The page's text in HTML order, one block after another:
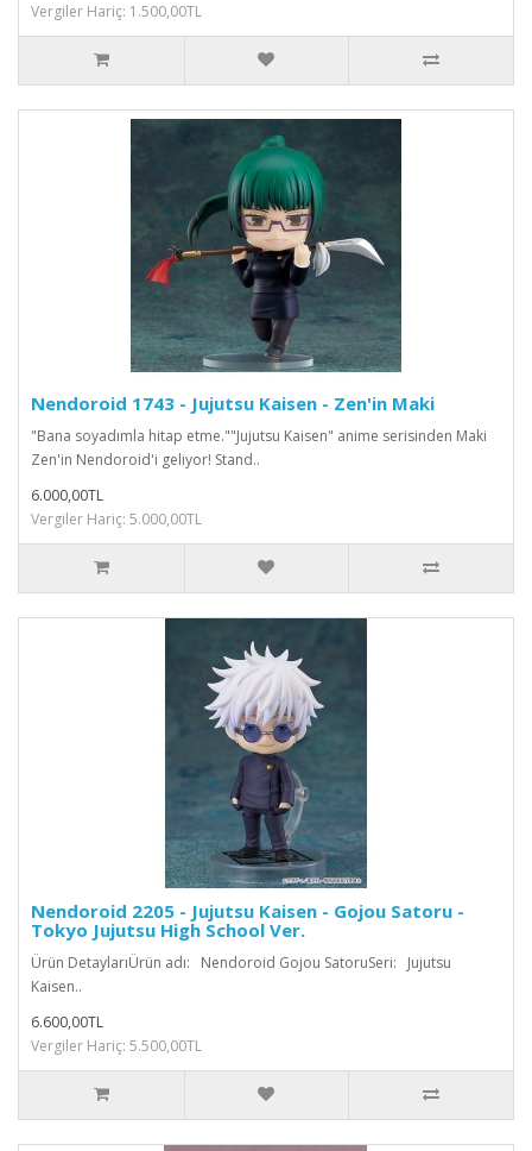
Vergiler Hariç: 1.500,00TL
Nendoroid 1743 - Jujutsu Kaisen - Zen'in Maki
"Bana soyadımla hitap etme.""Jujutsu Kaisen" anime serisinden Maki
Zen'in Nendoroid'i geliyor! Stand..
6.000,00TL
Vergiler Hariç: 5.000,00TL
Nendoroid 2205 - Jujutsu Kaisen - Gojou Satoru -
Tokyo Jujutsu High School Ver.
Ürün DetaylarıÜrün adı: Nendoroid Gojou SatoruSeri: Jujutsu
Kaisen..
6.600,00TL
Vergiler Hariç: 5.500,00TL